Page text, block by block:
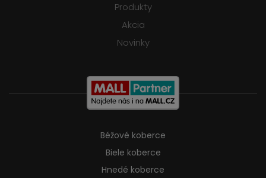
Produkty
Akcia
Novinky
Béžové koberce
Biele koberce
Hnedé koberce